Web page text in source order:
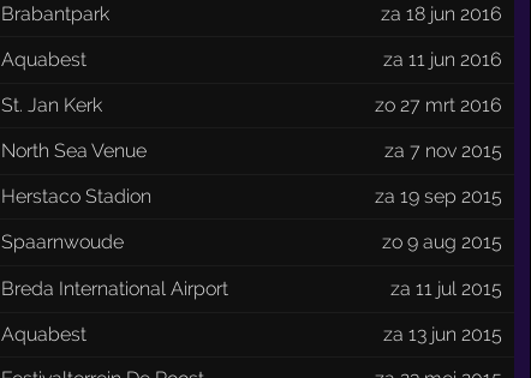
Brabantpark
za 18 jun 2016
Aquabest
za 11 jun 2016
St. Jan Kerk
zo 27 mrt 2016
North Sea Venue
za 7 nov 2015
Herstaco Stadion
za 19 sep 2015
Spaarnwoude
zo 9 aug 2015
Breda International Airport
za 11 jul 2015
Aquabest
za 13 jun 2015